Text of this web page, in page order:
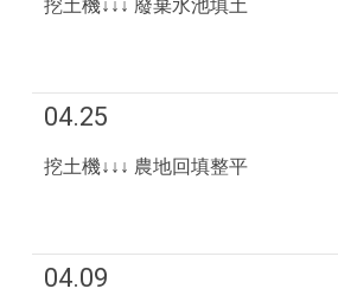
挖土機↓↓↓ 廢棄水池填土
04.25
挖土機↓↓↓ 農地回填整平
04.09